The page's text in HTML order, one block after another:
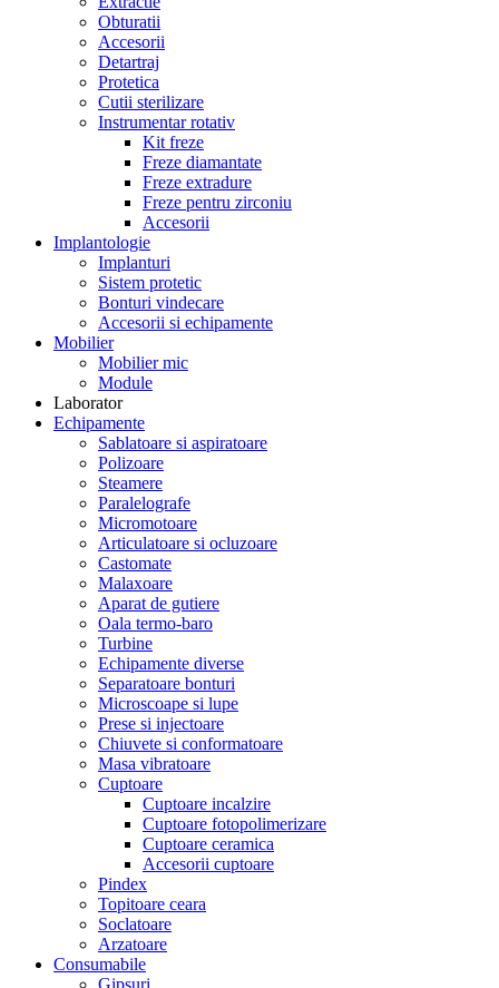
Obturatii
Accesorii
Detartraj
Protetica
Cutii sterilizare
Instrumentar rotativ
Kit freze
Freze diamantate
Freze extradure
Freze pentru zirconiu
Accesorii
Implantologie
Implanturi
Sistem protetic
Bonturi vindecare
Accesorii si echipamente
Mobilier
Mobilier mic
Module
Laborator
Echipamente
Sablatoare si aspiratoare
Polizoare
Steamere
Paralelografe
Micromotoare
Articulatoare si ocluzoare
Castomate
Malaxoare
Aparat de gutiere
Oala termo-baro
Turbine
Echipamente diverse
Separatoare bonturi
Microscoape si lupe
Prese si injectoare
Chiuvete si conformatoare
Masa vibratoare
Cuptoare
Cuptoare incalzire
Cuptoare fotopolimerizare
Cuptoare ceramica
Accesorii cuptoare
Pindex
Topitoare ceara
Soclatoare
Arzatoare
Consumabile
Gipsuri